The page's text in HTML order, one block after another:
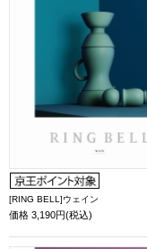
[RING BELL]ウェイン
価格 3,190円(税込)